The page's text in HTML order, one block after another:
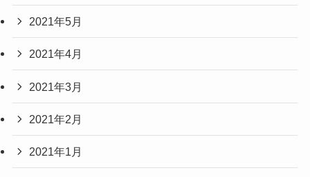
2021年5月
2021年4月
2021年3月
2021年2月
2021年1月